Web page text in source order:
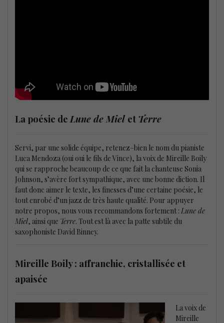
La poésie de Lune de Miel et Terre
Servi, par une solide équipe, retenez–bien le nom du pianiste
Luca Mendoza (oui oui le fils de Vince), la voix de Mireille Boily
qui se rapproche beaucoup de ce que fait la chanteuse Sonia
Johnson, s’avère fort sympathique, avec une bonne diction. Il
faut donc aimer le texte, les finesses d’une certaine poésie, le
tout enrobé d’un jazz de très haute qualité. Pour appuyer
notre propos, nous vous recommandons fortement : Lune de
Miel, ainsi que Terre. Tout est là avec la patte subtile du
saxophoniste David Binney.
Mireille Boily : affranchie, cristallisée et
apaisée
La voix de
Mireille